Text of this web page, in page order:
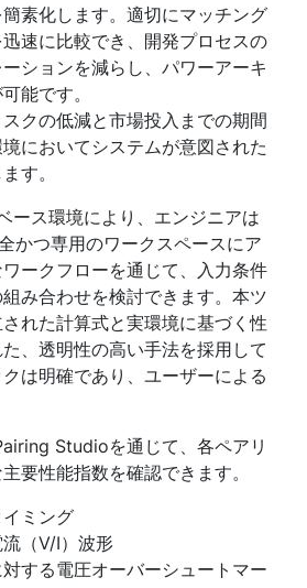
素化します。適切にマッチング
速に比較でき、開発プロセスの
ションを減らし、パワーアーキ
能です。
クの低減と市場投入までの期間
においてシステムが意図された
す。
ース環境により、エンジニアは
かつ専用のワークスペースにア
ークフローを通じて、入力条件
み合わせを検討できます。本ツ
れた計算式と実環境に基づく性
、透明性の高い手法を採用して
は明確であり、ユーザーによる
Studioを通じて、各ペアリ
要性能指数を確認できます。
ミング
（V/I）波形
する電圧オーバーシュートマー